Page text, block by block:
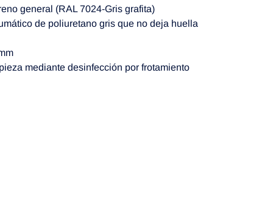
general (RAL 7024-Gris grafita)
de poliuretano gris que no deja huella
mediante desinfección por frotamiento